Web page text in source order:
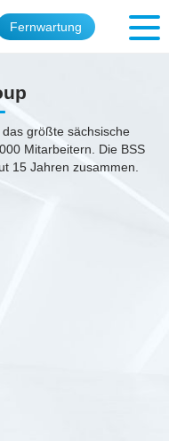
Fernwartung
größte sächsische
Mitarbeitern. Die BSS
15 Jahren zusammen.